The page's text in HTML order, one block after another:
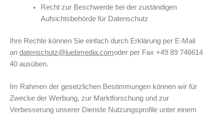
Recht zur Beschwerde bei der zuständigen
Aufsichtsbehörde für Datenschutz
Ihre Rechte können Sie einfach durch Erklärung per E-Mail
an datenschutz@luebmedia.comoder per Fax +49 89 746614
40 ausüben.
Im Rahmen der gesetzlichen Bestimmungen können wir für
Zwecke der Werbung, zur Marktforschung und zur
Verbesserung unserer Dienste Nutzungsprofile unter einem